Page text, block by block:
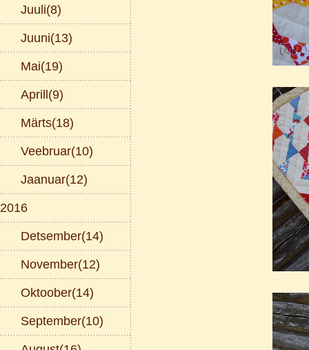
Juuli(8)
Juuni(13)
Mai(19)
Aprill(9)
Märts(18)
Veebruar(10)
Jaanuar(12)
2016
Detsember(14)
November(12)
Oktoober(14)
September(10)